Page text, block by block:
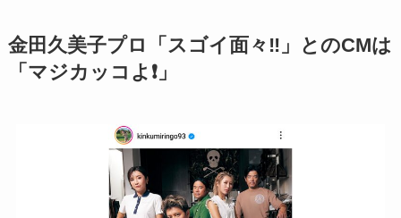
金田久美子プロ「スゴイ面々‼︎」とのCMは
「マジカッコよ❗」